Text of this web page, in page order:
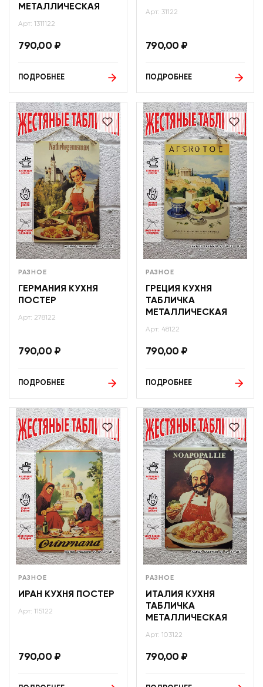
МЕТАЛЛИЧЕСКАЯ
Арт: 1311122
790,00 ₽
ПОДРОБНЕЕ
Арт: 31122
790,00 ₽
ПОДРОБНЕЕ
РАЗНОЕ
ГЕРМАНИЯ КУХНЯ
ПОСТЕР
Арт: 278122
790,00 ₽
ПОДРОБНЕЕ
РАЗНОЕ
ГРЕЦИЯ КУХНЯ
ТАБЛИЧКА
МЕТАЛЛИЧЕСКАЯ
Арт: 48122
790,00 ₽
ПОДРОБНЕЕ
РАЗНОЕ
ИРАН КУХНЯ ПОСТЕР
Арт: 115122
790,00 ₽
РАЗНОЕ
ИТАЛИЯ КУХНЯ
ТАБЛИЧКА
МЕТАЛЛИЧЕСКАЯ
Арт: 103122
790,00 ₽